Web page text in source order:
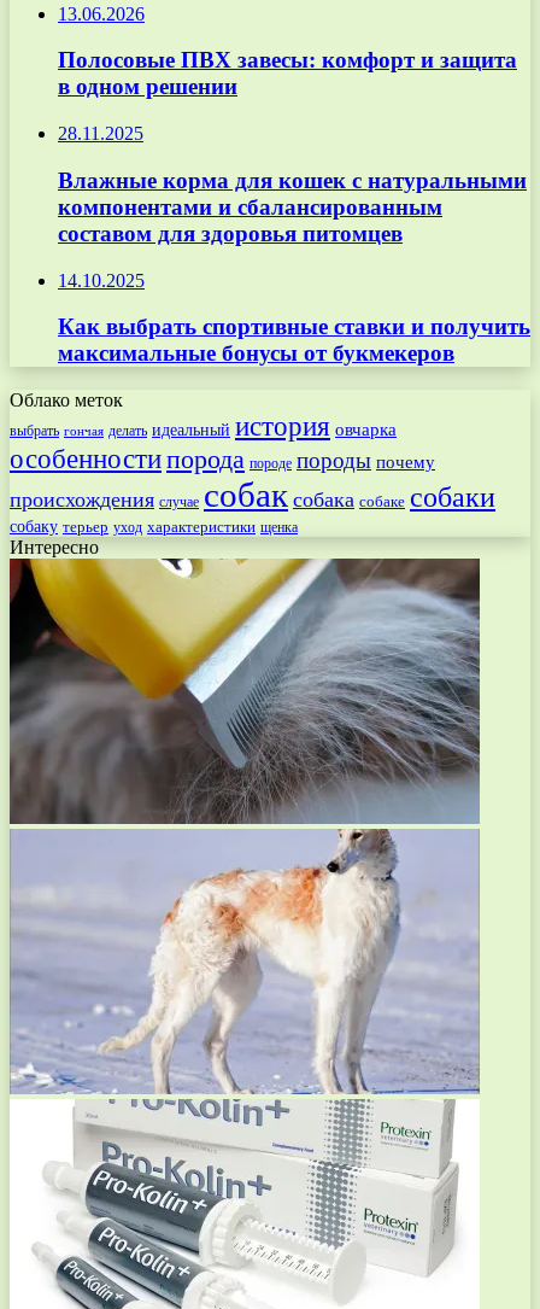
13.06.2026
Полосовые ПВХ завесы: комфорт и защита
в одном решении
28.11.2025
Влажные корма для кошек с натуральными
компонентами и сбалансированным
составом для здоровья питомцев
14.10.2025
Как выбрать спортивные ставки и получить
максимальные бонусы от букмекеров
Облако меток
выбрать гончая делать идеальный история овчарка
особенностипорода породе породы почему
происхождения случае собак собака собаке собаки
собаку терьер уход характеристики щенка
Интересно